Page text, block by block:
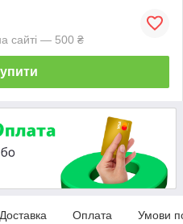
сайті — 500 ₴
Доставка Оплата Умови